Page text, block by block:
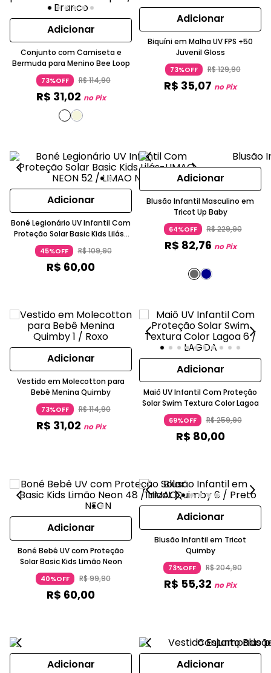
Adicionar
Conjunto com Camiseta e
Bermuda para Menino Bee Loop
73%OFF R$114,90
R$ 31,02 no Pix
Adicionar
Biquíni em Malha UV FPS +50
Juvenil Gloss
73%OFF R$129,90
R$ 35,07 no Pix
Adicionar
Boné Legionário UV Infantil Com
Proteção Solar Basic Kids Lilás-
LIMAO NEON
45%OFF R$109,90
R$ 60,00
Adicionar
Blusão Infantil Masculino em
Tricot Up Baby
64%OFF R$229,90
R$ 82,76 no Pix
Adicionar
Vestido em Molecotton para
Bebê Menina Quimby
73%OFF R$114,90
R$ 31,02 no Pix
Adicionar
Maiô UV Infantil Com Proteção
Solar Swim Textura Color Lagoa
69%OFF R$259,90
R$ 80,00
Adicionar
Boné Bebê UV com Proteção
Solar Basic Kids Limão Neon
40%OFF R$99,90
R$ 60,00
Adicionar
Blusão Infantil em Tricot
Quimby
73%OFF R$204,90
R$ 55,32 no Pix
Adicionar Adicionar